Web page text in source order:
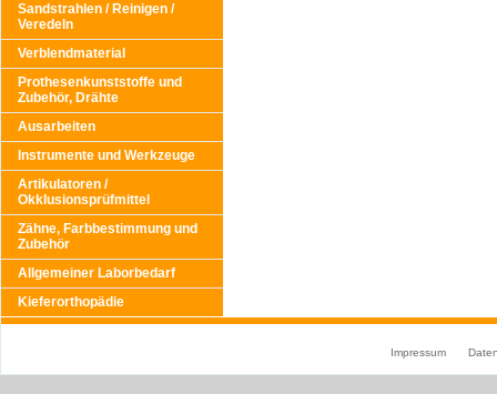
Sandstrahlen / Reinigen /
Veredeln
Verblendmaterial
Prothesenkunststoffe und
Zubehör, Drähte
Ausarbeiten
Instrumente und Werkzeuge
Artikulatoren /
Okklusionsprüfmittel
Zähne, Farbbestimmung und
Zubehör
Allgemeiner Laborbedarf
Kieferorthopädie
Impressum